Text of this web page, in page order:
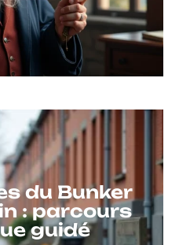
du Bunker
: parcours
guidé